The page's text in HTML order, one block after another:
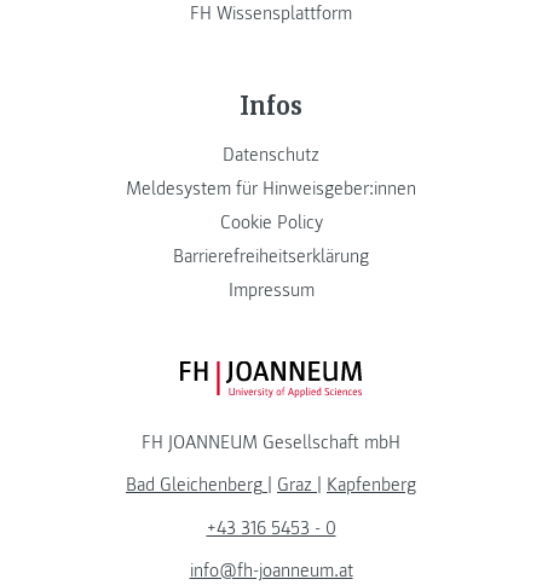
FH Wissensplattform
Infos
Datenschutz
Meldesystem für Hinweisgeber:innen
Cookie Policy
Barrierefreiheitserklärung
Impressum
FH JOANNEUM Logo
FH JOANNEUM Gesellschaft mbH
Bad Gleichenberg
Graz
Kapfenberg
+43 316 5453 - 0
info@fh-joanneum.at